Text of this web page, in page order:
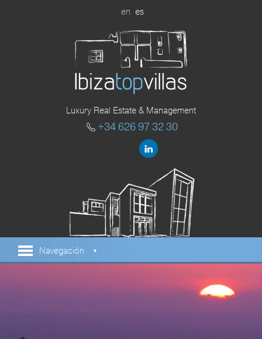
Luxury Real Estate & Management
+34 626 97 32 30
en es
Navegación ▼